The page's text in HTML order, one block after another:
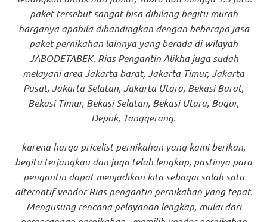
paket tersebut sangat bisa dibilang begitu murah
harganya apabila dibandingkan dengan beberapa jasa
paket pernikahan lainnya yang berada di wilayah
JABODETABEK. Rias Pengantin Alikha juga sudah
melayani area Jakarta barat, Jakarta Timur, Jakarta
Pusat, Jakarta Selatan, Jakarta Utara, Bekasi Barat,
Bekasi Timur, Bekasi Selatan, Bekasi Utara, Bogor,
Depok, Tanggerang.
karena harga pricelist pernikahan yang kami berikan,
begitu terjangkau dan juga telah lengkap, pastinya para
pengantin dapat menjadikan kita sebagai salah satu
alternatif vendor Rias pengantin pernikahan yang tepat.
Mengusung rencana pelayanan lengkap, mulai dari